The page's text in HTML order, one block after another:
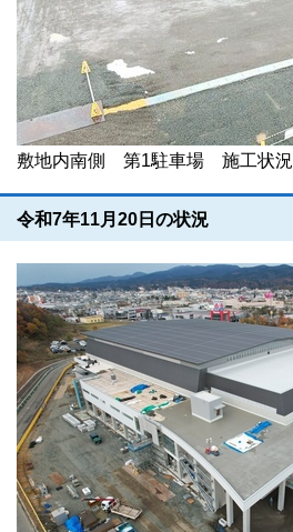
敷地内南側 第1駐車場 施工状況
令和7年11月20日の状況